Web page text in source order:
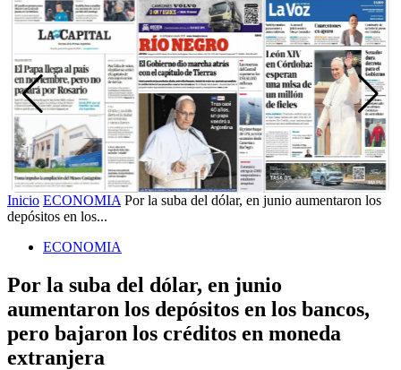
Inicio ECONOMIA Por la suba del dólar, en junio aumentaron los
depósitos en los...
ECONOMIA
Por la suba del dólar, en junio
aumentaron los depósitos en los bancos,
pero bajaron los créditos en moneda
extranjera